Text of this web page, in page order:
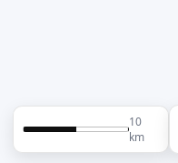
10
km